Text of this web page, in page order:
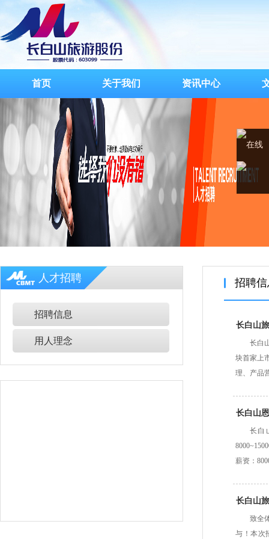
首页 关于我们 资讯中心
人才招聘
招聘信息
用人理念
招聘
长白山
长白
块首家上
理、产品
长白山
长白
薪资：
长白山
致全
与！本次
在线
客服